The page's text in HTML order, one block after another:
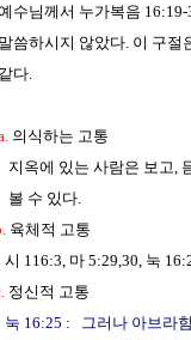
수님께서 누가복음
시지 않았다. 이 구절은
.
의식하는 고통
있는 사람은 보고, 듣
있다.
육체적 고통
마 5:29,30, 눅
정신적 고통
눅 16:25 : 그러나 아브라